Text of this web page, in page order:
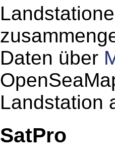
Daten über
Landstation
SatPro